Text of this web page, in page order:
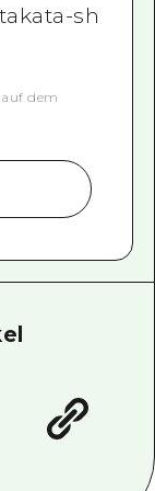
sh
dem